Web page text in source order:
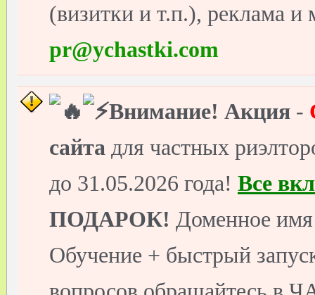
(визитки и т.п.), реклама и
pr@ychastki.com
Внимание! Акция -
сайта для частных
до 31.05.2026 года! Все
ПОДАРОК! Доменное
Обучение + быстрый